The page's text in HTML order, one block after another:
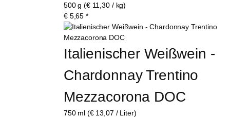
500 g (€ 11,30 / kg)
€ 5,65 *
Italienischer Weißwein -
Chardonnay Trentino
Mezzacorona DOC
750 ml (€ 13,07 / Liter)